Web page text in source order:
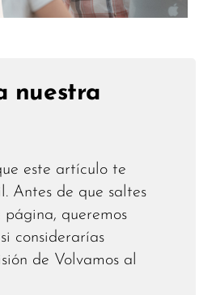
nuestra
este artículo te
Antes de que saltes
queremos
considerarías
de Volvamos al